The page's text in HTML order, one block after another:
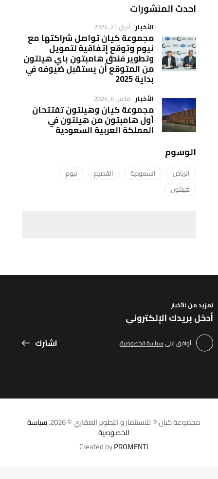
احدث المنشورات
الأخبار أبريل 21, 2024
مجموعة كيان تواصل شراكتها مع
نيوم وتوقع إتفاقية لتمويل
وتطوير فندق هامبتون باي هيلتون
من المتوقع أن يستقبل ضيوفه في
بداية 2025
الأخبار مارس 6, 2024
مجموعة كيان وهيلتون تفتتحان
أول هامبتون من هيلتون في
المملكة العربية السعودية
الوسوم
الرياض السعودية القصيم
نيوم
هيلتون
لمزيد من الأخبار
اشترك أوافق علىسياسة الخصوصية.
مجموعة كيان ® للاستثمار و التطوير العقاري © 2026. سياسة
الخصوصية
Created byPROMENTI